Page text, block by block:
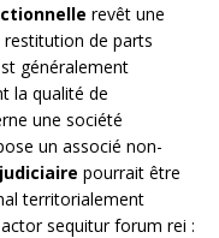
revêt une
de parts
généralement
la qualité de
une société
un associé non-
pourrait être
territorialement
sequitur forum rei :